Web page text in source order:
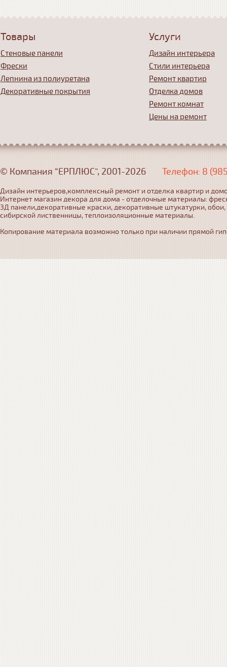
Товары
Стеновые панели
Фрески
Лепнина из полиуретана
Декоративные покрытия
Услуги
Дизайн интерьера
Стили интерьера
Ремонт квартир
Отделка домов
Ремонт комнат
Цены на ремонт
© Компания “ЕРПЛЮС”, 2001-2026 Телефон: 8
Дизайн интерьеров,комплексный ремонт и отделка квартир и
Интернет магазин декора для дома - отделочные материалы:
3Д панели,декоративные краски, декоративные штукатурки,
сибирской лиственницы, теплоизоляционные материалы.
Копирование материала возможно только при наличии прямой